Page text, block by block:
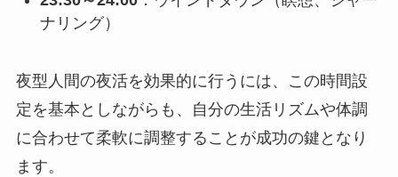
ナリング）
夜型人間の夜活を効果的に行うには、この時間設
定を基本としながらも、自分の生活リズムや体調
に合わせて柔軟に調整することが成功の鍵となり
ます。